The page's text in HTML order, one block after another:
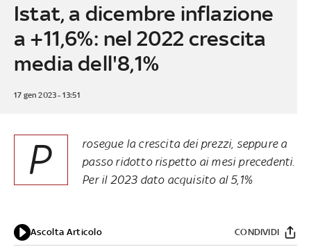
Istat, a dicembre inflazione
a +11,6%: nel 2022 crescita
media dell'8,1%
17 gen 2023 - 13:51
P
rosegue la crescita dei prezzi, seppure a
passo ridotto rispetto ai mesi precedenti.
Per il 2023 dato acquisito al 5,1%
Ascolta Articolo CONDIVIDI